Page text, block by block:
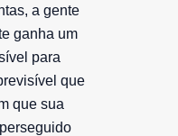
a gente
ganha um
para
que
que sua